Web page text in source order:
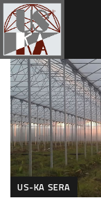
US-KA SERA